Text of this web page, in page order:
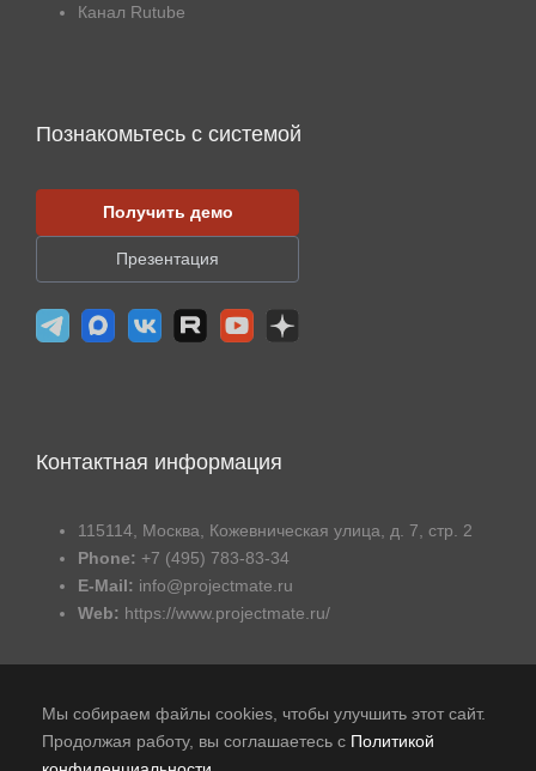
Канал Rutube
Познакомьтесь с системой
Получить демо
Презентация
Контактная информация
115114, Москва, Кожевническая улица, д. 7, стр. 2
Phone: +7 (495) 783-83-34
E-Mail: info@projectmate.ru
Web: https://www.projectmate.ru/
Мы собираем файлы cookies, чтобы улучшить этот сайт.
Продолжая работу, вы соглашаетесь с Политикой